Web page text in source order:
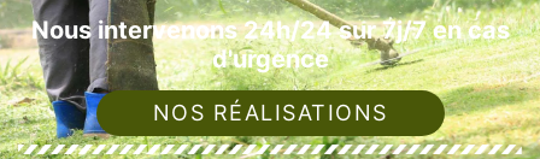
Nous intervenons 24h/24 sur 7j/7 en cas
d'urgence
NOS RÉALISATIONS